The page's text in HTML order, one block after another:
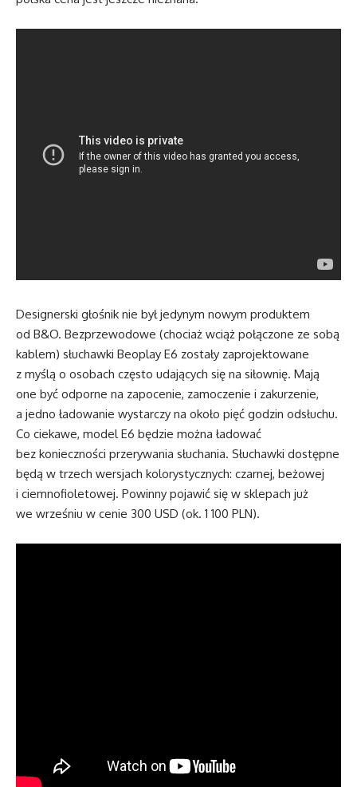
Designerski głośnik nie był jedynym nowym produktem
od B&O. Bezprzewodowe (chociaż wciąż połączone ze sobą
kablem) słuchawki Beoplay E6 zostały zaprojektowane
z myślą o osobach często udających się na siłownię. Mają
one być odporne na zapocenie, zamoczenie i zakurzenie,
a jedno ładowanie wystarczy na około pięć godzin odsłuchu.
Co ciekawe, model E6 będzie można ładować
bez konieczności przerywania słuchania. Słuchawki dostępne
będą w trzech wersjach kolorystycznych: czarnej, beżowej
i ciemnofioletowej. Powinny pojawić się w sklepach już
we wrześniu w cenie 300 USD (ok. 1 100 PLN).